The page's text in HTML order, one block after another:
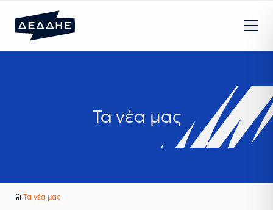
Τα νέα μας
Αρχική
Κέντρο ενημέρωσης
Τα νέα μας